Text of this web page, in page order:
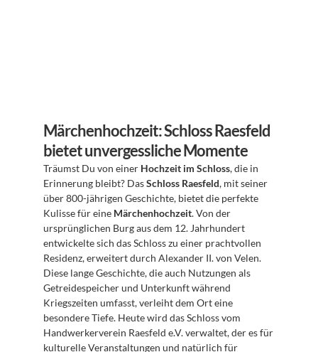
Märchenhochzeit: Schloss Raesfeld
bietet unvergessliche Momente
Träumst Du von einer Hochzeit im Schloss, die in
Erinnerung bleibt? Das Schloss Raesfeld, mit seiner
über 800-jährigen Geschichte, bietet die perfekte
Kulisse für eine Märchenhochzeit. Von der
ursprünglichen Burg aus dem 12. Jahrhundert
entwickelte sich das Schloss zu einer prachtvollen
Residenz, erweitert durch Alexander II. von Velen.
Diese lange Geschichte, die auch Nutzungen als
Getreidespeicher und Unterkunft während
Kriegszeiten umfasst, verleiht dem Ort eine
besondere Tiefe. Heute wird das Schloss vom
Handwerkerverein Raesfeld e.V. verwaltet, der es für
kulturelle Veranstaltungen und natürlich für